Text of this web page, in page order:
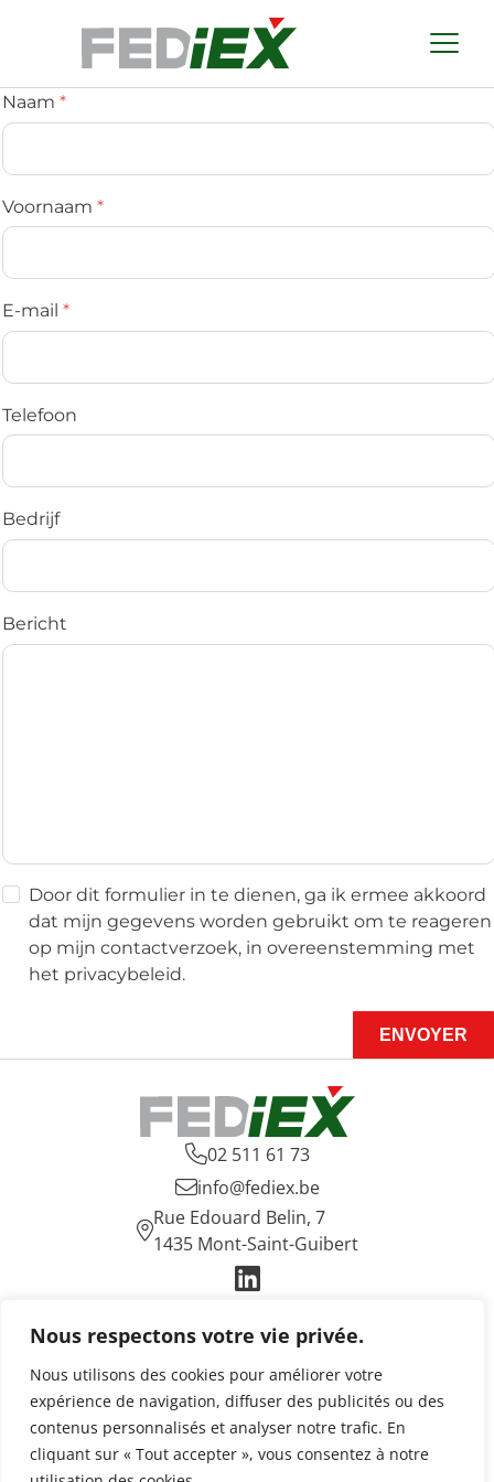
Nous respectons votre vie privée.
Nous utilisons des cookies pour améliorer votre
expérience de navigation, diffuser des publicités ou des
contenus personnalisés et analyser notre trafic. En
cliquant sur « Tout accepter », vous consentez à notre
Naam
Voornaam
E-mail
Telefoon
Bedrijf
Bericht
Door dit formulier in te dienen, ga ik ermee akkoord
dat mijn gegevens worden gebruikt om te reageren
op mijn contactverzoek, in overeenstemming met
het privacybeleid.
ENVOYER
02 511 61 73
info@fediex.be

Rue Edouard Belin, 7
1435 Mont-Saint-Guibert

Een essentiële industrie
Onze uitdagingen
Publicaties
Nieuws
Contact